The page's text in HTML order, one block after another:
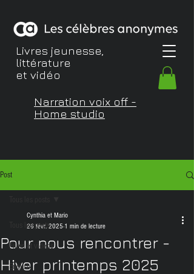
Livres jeunesse,
littérature
et vidéo
Narration voix off -
Home studio
Post
Tous les posts
Films et vidéos
English
Pour nous rencontrer -
Hiver printemps 2025
Cynthia et Mario
26 févr. 2025 1 min de lecture